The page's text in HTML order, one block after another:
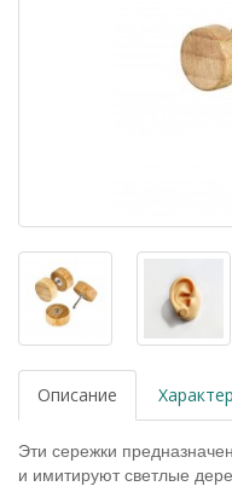
Описание
Эти сережки
и имитируют светлые